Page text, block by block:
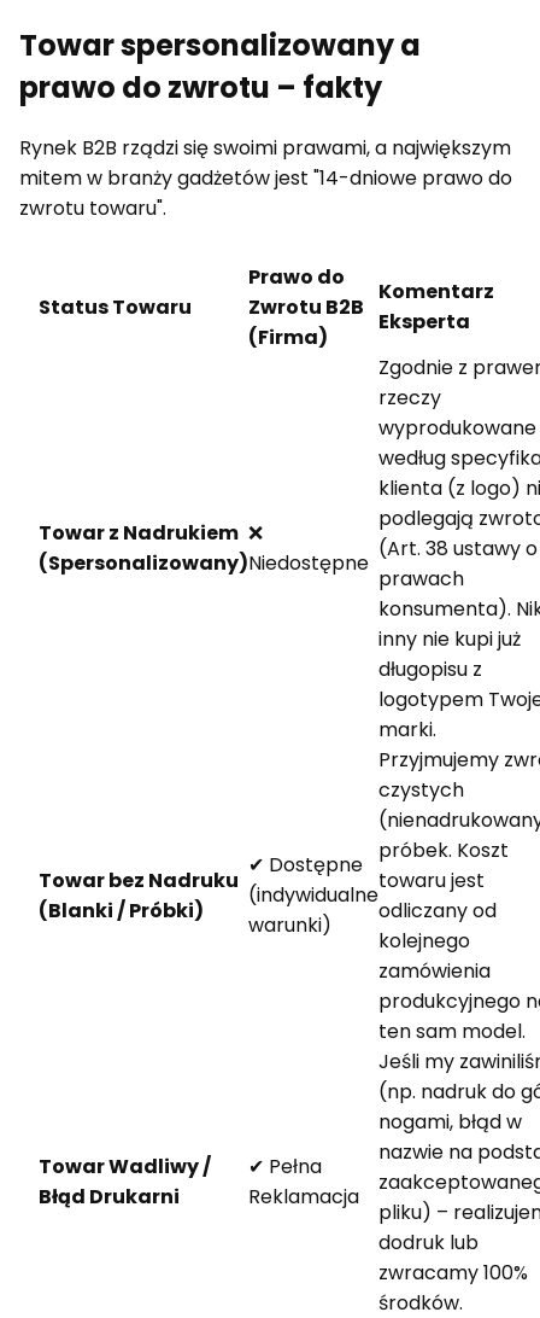
Towar spersonalizowany a
prawo do zwrotu – fakty
Rynek B2B rządzi się swoimi prawami, a największym
mitem w branży gadżetów jest "14-dniowe prawo do
zwrotu towaru".
Status Towaru
Prawo do
Zwrotu B2B
(Firma)
Komentarz
Eksperta
Towar z Nadrukiem
(Spersonalizowany)
❌
Niedostępne
Zgodnie z
rzeczy
wyprodukowane
według
klienta (z logo)
podlegają
(Art. 38 ustawy o
prawach
konsumenta).
inny nie kupi już
długopisu z
logotypem
marki.
Towar bez Nadruku
(Blanki / Próbki)
✔ Dostępne
(indywidualne
warunki)
Przyjmujemy
czystych
próbek. Koszt
towaru jest
odliczany od
kolejnego
zamówienia
produkcyjnego
ten sam model.
Towar Wadliwy /
Błąd Drukarni
✔ Pełna
Reklamacja
Jeśli my
(np. nadruk do
nogami, błąd w
nazwie na
pliku) –
dodruk lub
zwracamy 100%
środków.